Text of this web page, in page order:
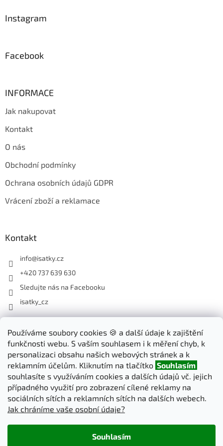
Používáme soubory cookies 🍪 a další údaje k zajištění
funkčnosti webu. S vaším souhlasem i k měření chyb, k
personalizaci obsahu našich webových stránek a k
reklamním účelům. Kliknutím na tlačítko Souhlasím
souhlasíte s využíváním cookies a dalších údajů vč. jejich
případného využití pro zobrazení cílené reklamy na
sociálních sítích a reklamních sítích na dalších webech.
Jak chráníme vaše osobní údaje?
Souhlasím
Instagram
Facebook
INFORMACE
Jak nakupovat
Kontakt
O nás
Obchodní podmínky
Ochrana osobních údajů GDPR
Vrácení zboží a reklamace
Kontakt
info@isatky.cz
+420 737 639 630
Sledujte nás na Facebooku
isatky_cz
Odebírat newsletter
Vložte svůj e-mail a my vám budeme zasílat informace o nových
produktech na našem e-shopu.
E-mail
PŘIHLÁSIT SE